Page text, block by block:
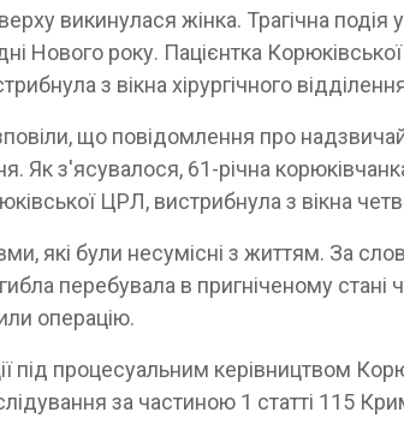
викинулася жінка. Трагічна подія у
Нового року. Пацієнтка Корюківської
з вікна хірургічного
що повідомлення про
Як з'ясувалося, 61-річна
ЦРЛ, вистрибнула з вікна
які були несумісні з життям. За
перебувала в пригніченому стані
операцію.
під процесуальним керівництвом
за частиною 1 статті 115